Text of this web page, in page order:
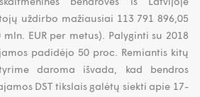
uždirbo mažiausiai 113 791 896,05
EUR per metus). Palyginti su 2018
padidėjo 50 proc. Remiantis kitų
daroma išvada, kad bendros
DST tikslais galėtų siekti apie 17-